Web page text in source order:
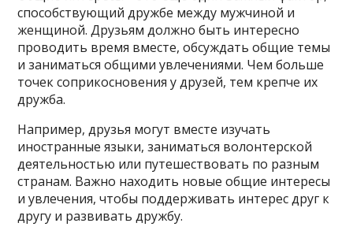
способствующий дружбе между мужчиной и
женщиной. Друзьям должно быть интересно
проводить время вместе, обсуждать общие темы
и заниматься общими увлечениями. Чем больше
точек соприкосновения у друзей, тем крепче их
дружба.
Например, друзья могут вместе изучать
иностранные языки, заниматься волонтерской
деятельностью или путешествовать по разным
странам. Важно находить новые общие интересы
и увлечения, чтобы поддерживать интерес друг к
другу и развивать дружбу.